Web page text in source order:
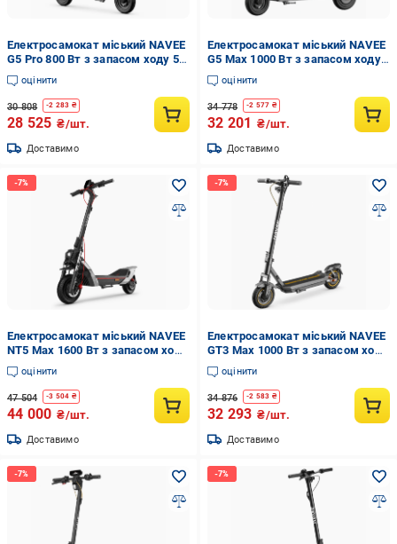
Електросамокат міський NAVEE
G5 Pro 800 Вт з запасом ходу 55
км (G5 PRO)
оцінити
30 808 -2 283 ₴
28 525 ₴/шт.
Доставимо
Електросамокат міський NAVEE
G5 Max 1000 Вт з запасом ходу
75 км (G5 MAX EU)
оцінити
34 778 -2 577 ₴
32 201 ₴/шт.
Доставимо
Електросамокат міський NAVEE
NT5 Max 1600 Вт з запасом ходу
85 км (NT5 Max EU)
оцінити
47 504 -3 504 ₴
44 000 ₴/шт.
Доставимо
Електросамокат міський NAVEE
GT3 Max 1000 Вт з запасом ходу
75 км (GT3 Max-E)
оцінити
34 876 -2 583 ₴
32 293 ₴/шт.
Доставимо